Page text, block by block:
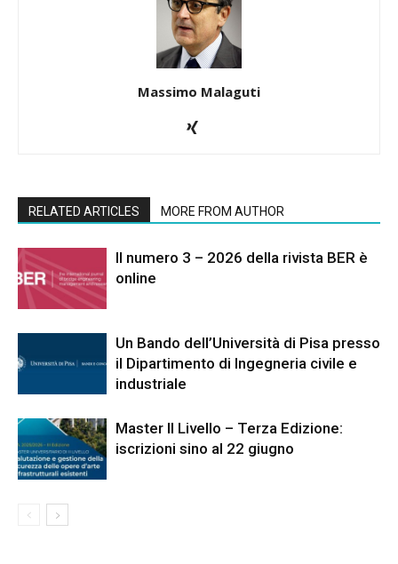
Massimo Malaguti
RELATED ARTICLES MORE FROM AUTHOR
Il numero 3 – 2026 della rivista BER è
online
Un Bando dell’Università di Pisa presso
il Dipartimento di Ingegneria civile e
industriale
Master II Livello – Terza Edizione:
iscrizioni sino al 22 giugno